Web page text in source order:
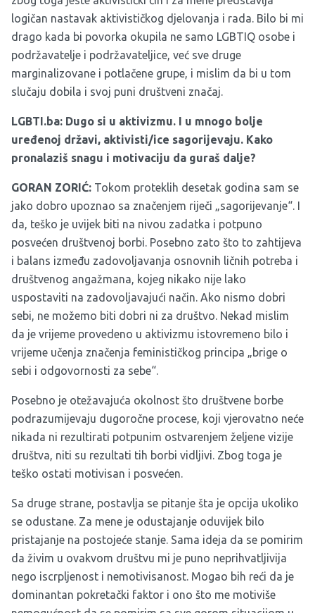
logičan nastavak aktivističkog djelovanja i rada. Bilo bi mi
drago kada bi povorka okupila ne samo LGBTIQ osobe i
podržavatelje i podržavateljice, već sve druge
marginalizovane i potlačene grupe, i mislim da bi u tom
slučaju dobila i svoj puni društveni značaj.
LGBTI.ba: Dugo si u aktivizmu. I u mnogo bolje
uređenoj državi, aktivisti/ice sagorijevaju. Kako
pronalaziš snagu i motivaciju da guraš dalje?
GORAN ZORIĆ: Tokom proteklih desetak godina sam se
jako dobro upoznao sa značenjem riječi „sagorijevanje“. I
da, teško je uvijek biti na nivou zadatka i potpuno
posvećen društvenoj borbi. Posebno zato što to zahtijeva
i balans između zadovoljavanja osnovnih ličnih potreba i
društvenog angažmana, kojeg nikako nije lako
uspostaviti na zadovoljavajući način. Ako nismo dobri
sebi, ne možemo biti dobri ni za društvo. Nekad mislim
da je vrijeme provedeno u aktivizmu istovremeno bilo i
vrijeme učenja značenja feminističkog principa „brige o
sebi i odgovornosti za sebe“.
Posebno je otežavajuća okolnost što društvene borbe
podrazumijevaju dugoročne procese, koji vjerovatno neće
nikada ni rezultirati potpunim ostvarenjem željene vizije
društva, niti su rezultati tih borbi vidljivi. Zbog toga je
teško ostati motivisan i posvećen.
Sa druge strane, postavlja se pitanje šta je opcija ukoliko
se odustane. Za mene je odustajanje oduvijek bilo
pristajanje na postojeće stanje. Sama ideja da se pomirim
da živim u ovakvom društvu mi je puno neprihvatljivija
nego iscrpljenost i nemotivisanost. Mogao bih reći da je
dominantan pokretački faktor i ono što me motiviše